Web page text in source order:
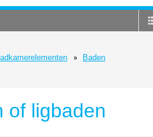
Baden
of ligbaden